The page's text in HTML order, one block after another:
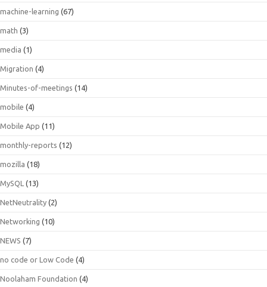
machine-learning (67)
math (3)
media (1)
Migration (4)
Minutes-of-meetings (14)
mobile (4)
Mobile App (11)
monthly-reports (12)
mozilla (18)
MySQL (13)
NetNeutrality (2)
Networking (10)
NEWS (7)
no code or Low Code (4)
Noolaham Foundation (4)